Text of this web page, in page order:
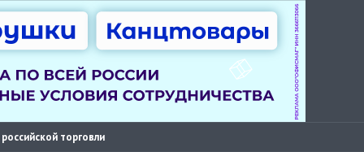
торговли